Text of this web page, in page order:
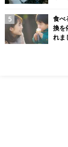
食べ
換を
れま